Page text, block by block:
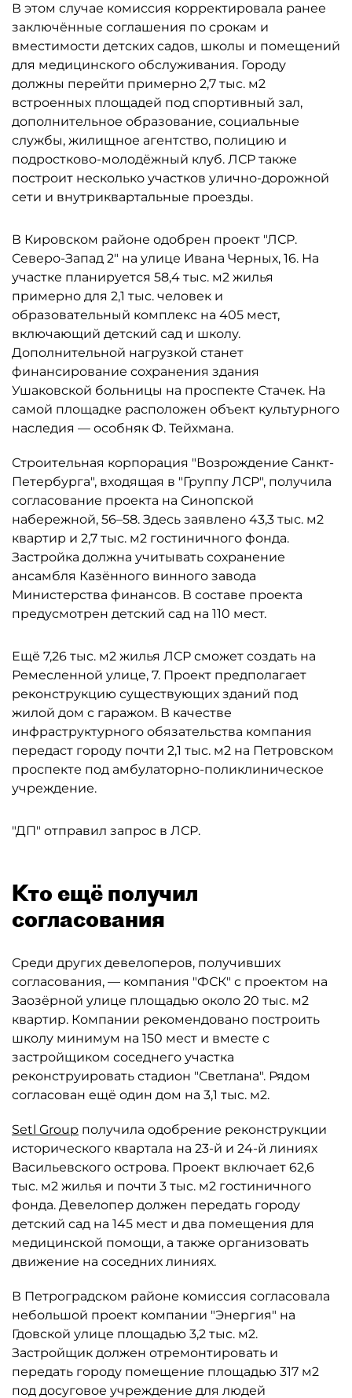
В этом случае комиссия корректировала ранее
заключённые соглашения по срокам и
вместимости детских садов, школы и помещений
для медицинского обслуживания. Городу
должны перейти примерно 2,7 тыс. м2
встроенных площадей под спортивный зал,
дополнительное образование, социальные
службы, жилищное агентство, полицию и
подростково-молодёжный клуб. ЛСР также
построит несколько участков улично-дорожной
сети и внутриквартальные проезды.
В Кировском районе одобрен проект "ЛСР.
Северо-Запад 2" на улице Ивана Черных, 16. На
участке планируется 58,4 тыс. м2 жилья
примерно для 2,1 тыс. человек и
образовательный комплекс на 405 мест,
включающий детский сад и школу.
Дополнительной нагрузкой станет
финансирование сохранения здания
Ушаковской больницы на проспекте Стачек. На
самой площадке расположен объект культурного
наследия — особняк Ф. Тейхмана.
Строительная корпорация "Возрождение Санкт-
Петербурга", входящая в "Группу ЛСР", получила
согласование проекта на Синопской
набережной, 56–58. Здесь заявлено 43,3 тыс. м2
квартир и 2,7 тыс. м2 гостиничного фонда.
Застройка должна учитывать сохранение
ансамбля Казённого винного завода
Министерства финансов. В составе проекта
предусмотрен детский сад на 110 мест.
Ещё 7,26 тыс. м2 жилья ЛСР сможет создать на
Ремесленной улице, 7. Проект предполагает
реконструкцию существующих зданий под
жилой дом с гаражом. В качестве
инфраструктурного обязательства компания
передаст городу почти 2,1 тыс. м2 на Петровском
проспекте под амбулаторно-поликлиническое
учреждение.
"ДП" отправил запрос в ЛСР.
Кто ещё получил
согласования
Среди других девелоперов, получивших
согласования, — компания "ФСК" с проектом на
Заозёрной улице площадью около 20 тыс. м2
квартир. Компании рекомендовано построить
школу минимум на 150 мест и вместе с
застройщиком соседнего участка
реконструировать стадион "Светлана". Рядом
согласован ещё один дом на 3,1 тыс. м2.
Setl Group получила одобрение реконструкции
исторического квартала на 23-й и 24-й линиях
Васильевского острова. Проект включает 62,6
тыс. м2 жилья и почти 3 тыс. м2 гостиничного
фонда. Девелопер должен передать городу
детский сад на 145 мест и два помещения для
медицинской помощи, а также организовать
движение на соседних линиях.
В Петроградском районе комиссия согласовала
небольшой проект компании "Энергия" на
Гдовской улице площадью 3,2 тыс. м2.
Застройщик должен отремонтировать и
передать городу помещение площадью 317 м2
под досуговое учреждение для людей